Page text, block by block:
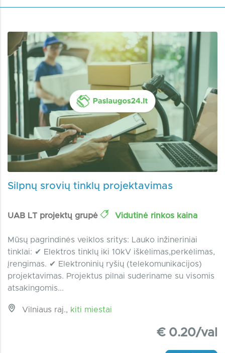
Silpnų srovių tinklų projektavimas
UAB LT projektų grupė Vidutinė rinkos kaina
Mūsų pagrindinės veiklos sritys: Lauko inžineriniai
tinklai: ✔ Elektros tinklų iki 10kV iškėlimas,perkėlimas,
įrengimas. ✔ Elektroninių ryšių (telekomunikacijos)
projektavimas. Projektus pilnai suderiname su visomis
atsakingomis...
Vilniaus raj., kiti miestai
€ 0.20/val